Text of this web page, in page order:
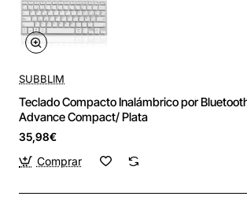
SUBBLIM
Teclado Compacto Inalámbrico por
Advance Compact/ Plata
35,98€
Comprar